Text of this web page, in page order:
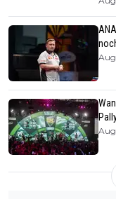
Aug
Aug